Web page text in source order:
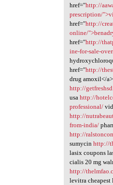
href="http://
prescription/
href="http://
online/
href="http://
ine-for-sale-
href="http://
drug amoxil</
http://
usa http://
professional/
http://
from-india/
http://
sumycin http://
lasix coupons
cialis 20 mg
http://
levitra cheapest